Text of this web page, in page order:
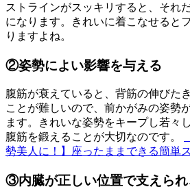
ストラインがスッキリすると、それ
になります。きれいに着こなせると
りますよね。
②姿勢によい影響を与える
腹筋が衰えていると、背筋の伸びた
ことが難しいので、前かがみの姿勢
ます。きれいな姿勢をキープし若々
腹筋を鍛えることが大切なのです。
勢美人に！】座ったままできる簡単
③内臓が正しい位置で支えら